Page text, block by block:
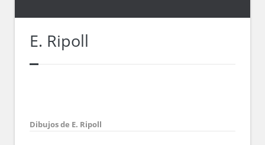
E. Ripoll
Dibujos de E. Ripoll